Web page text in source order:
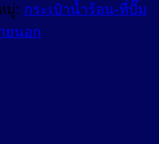
มู่: กระเป๋าน้ำร้อน-ที่ปั๊ม
ยนอก